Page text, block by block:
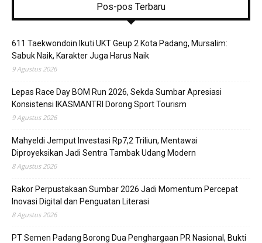
Pos-pos Terbaru
611 Taekwondoin Ikuti UKT Geup 2 Kota Padang, Mursalim:
Sabuk Naik, Karakter Juga Harus Naik
9 Agustus 2026
Lepas Race Day BOM Run 2026, Sekda Sumbar Apresiasi
Konsistensi IKASMANTRI Dorong Sport Tourism
9 Agustus 2026
Mahyeldi Jemput Investasi Rp7,2 Triliun, Mentawai
Diproyeksikan Jadi Sentra Tambak Udang Modern
8 Agustus 2026
Rakor Perpustakaan Sumbar 2026 Jadi Momentum Percepat
Inovasi Digital dan Penguatan Literasi
8 Agustus 2026
PT Semen Padang Borong Dua Penghargaan PR Nasional, Bukti